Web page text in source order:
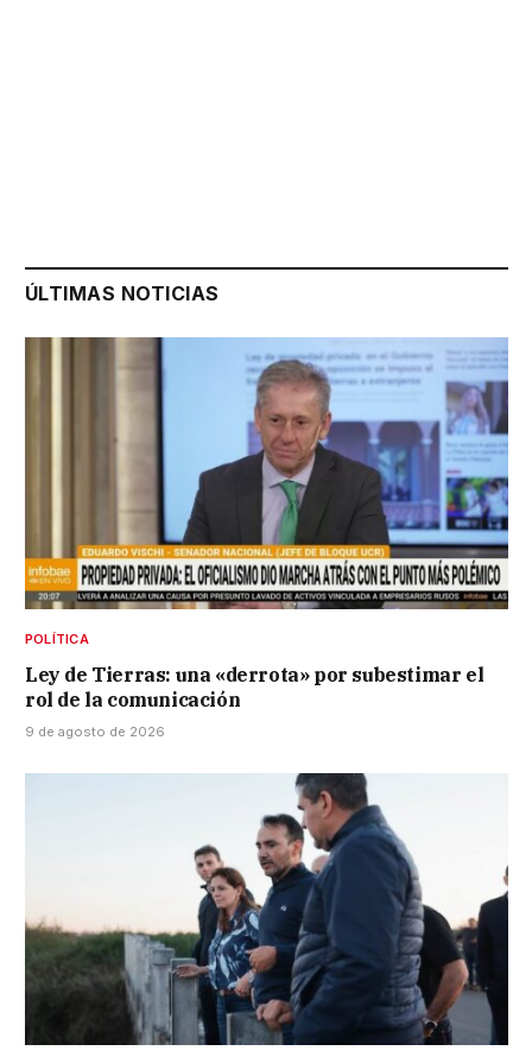
ÚLTIMAS NOTICIAS
POLÍTICA
Ley de Tierras: una «derrota» por subestimar el
rol de la comunicación
9 de agosto de 2026